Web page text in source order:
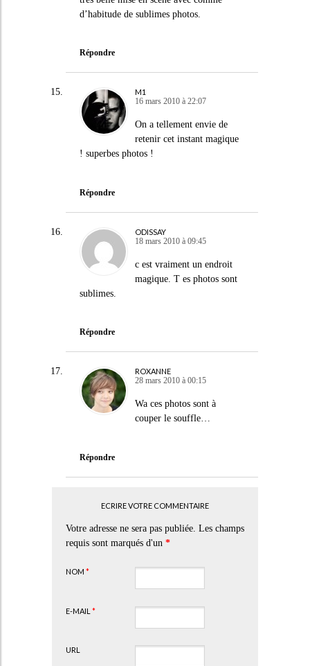
d’habitude de sublimes photos.
Répondre
M1
16 mars 2010 à 22:07
On a tellement envie de
retenir cet instant magique
! superbes photos !
Répondre
ODISSAY
18 mars 2010 à 09:45
c est vraiment un endroit
magique. T es photos sont
sublimes.
Répondre
ROXANNE
28 mars 2010 à 00:15
Wa ces photos sont à
couper le souffle…
Répondre
ECRIRE VOTRE COMMENTAIRE
Votre adresse ne sera pas publiée. Les champs
requis sont marqués d'un *
NOM *
E-MAIL *
URL